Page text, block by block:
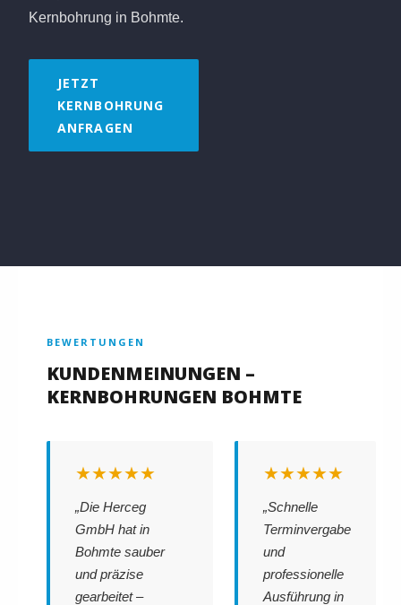
Kernbohrung in Bohmte.
JETZT
KERNBOHRUNG
ANFRAGEN
BEWERTUNGEN
KUNDENMEINUNGEN –
KERNBOHRUNGEN BOHMTE
★★★★★
„Die Herceg
GmbH hat in
Bohmte sauber
und präzise
gearbeitet –
★★★★★
„Schnelle
Terminvergabe
und
professionelle
Ausführung in